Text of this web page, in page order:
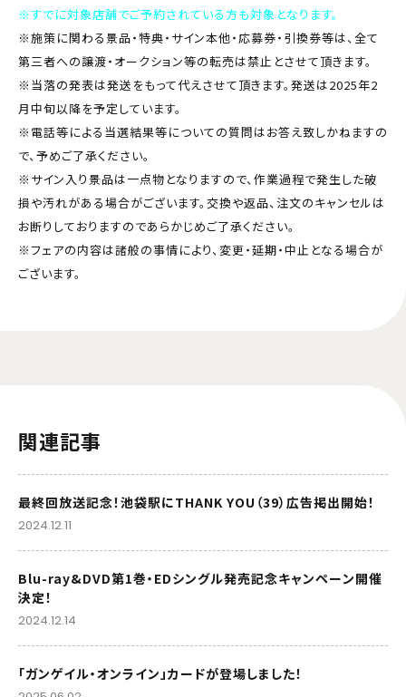
※すでに対象店舗でご予約されている方も対象となります。
※施策に関わる景品・特典・サイン本他・応募券・引換券等は、全て
第三者への譲渡・オークション等の転売は禁止とさせて頂きます。
※当落の発表は発送をもって代えさせて頂きます。発送は2025年2
月中旬以降を予定しています。
※電話等による当選結果等についての質問はお答え致しかねますの
で、予めご了承ください。
※サイン入り景品は一点物となりますので、作業過程で発生した破
損や汚れがある場合がございます。交換や返品、注文のキャンセルは
お断りしておりますのであらかじめご了承ください。
※フェアの内容は諸般の事情により、変更・延期・中止となる場合が
ございます。
関連記事
最終回放送記念！池袋駅にTHANK YOU（39）広告掲出開始！
2024.12.11
Blu-ray&DVD第1巻・EDシングル発売記念キャンペーン開催
決定！
2024.12.14
「ガンゲイル・オンライン」カードが登場しました！